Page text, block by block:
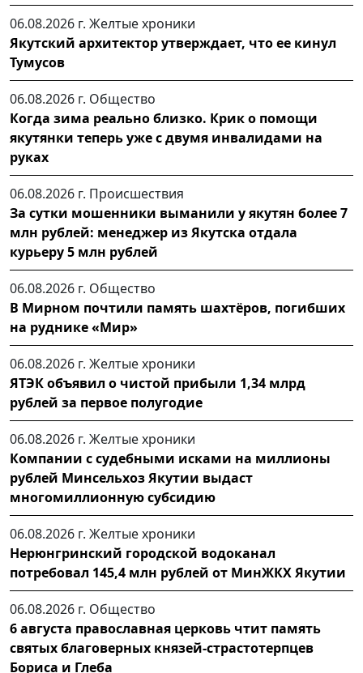
06.08.2026 г. Желтые хроники
Якутский архитектор утверждает, что ее кинул
Тумусов
06.08.2026 г. Общество
Когда зима реально близко. Крик о помощи
якутянки теперь уже с двумя инвалидами на
руках
06.08.2026 г. Происшествия
За сутки мошенники выманили у якутян более 7
млн рублей: менеджер из Якутска отдала
курьеру 5 млн рублей
06.08.2026 г. Общество
В Мирном почтили память шахтёров, погибших
на руднике «Мир»
06.08.2026 г. Желтые хроники
ЯТЭК объявил о чистой прибыли 1,34 млрд
рублей за первое полугодие
06.08.2026 г. Желтые хроники
Компании с судебными исками на миллионы
рублей Минсельхоз Якутии выдаст
многомиллионную субсидию
06.08.2026 г. Желтые хроники
Нерюнгринский городской водоканал
потребовал 145,4 млн рублей от МинЖКХ Якутии
06.08.2026 г. Общество
6 августа православная церковь чтит память
святых благоверных князей-страстотерпцев
Бориса и Глеба